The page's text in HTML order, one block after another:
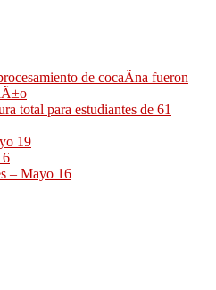
de cocaÃ­na fueron
total para estudiantes de 61
19
– Mayo 16